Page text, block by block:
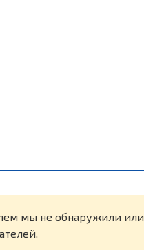
мы не обнаружили или